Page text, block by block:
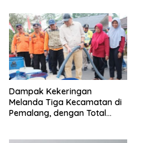
Dampak Kekeringan
Melanda Tiga Kecamatan di
Pemalang, dengan Total